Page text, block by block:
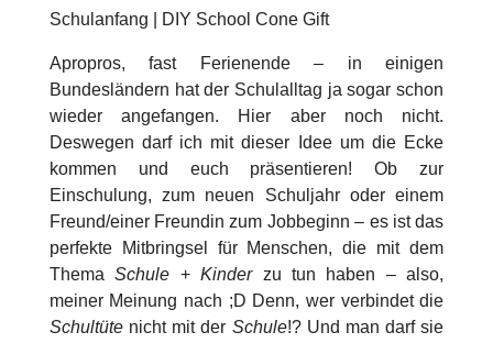
Apropros, fast Ferienende – in einigen
Bundesländern hat der Schulalltag ja sogar schon
wieder angefangen. Hier aber noch nicht.
Deswegen darf ich mit dieser Idee um die Ecke
kommen und euch präsentieren! Ob zur
Einschulung, zum neuen Schuljahr oder einem
Freund/einer Freundin zum Jobbeginn – es ist das
perfekte Mitbringsel für Menschen, die mit dem
ThemaSchule +Kinderzu tun haben – also,
meiner Meinung nach ;D Denn, wer verbindet die
Schultütenicht mit der Schule!? Und man darf sie